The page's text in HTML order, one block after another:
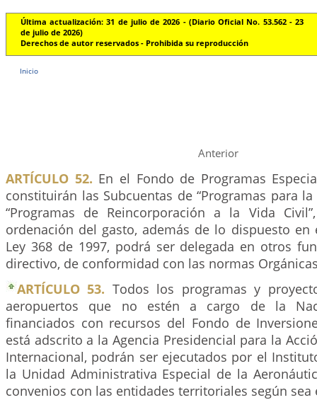
Última actualización: 31 de julio de 2026 - (Diario Oficial No. 53.562 - 23
de julio de 2026)
Derechos de autor reservados - Prohibida su reproducción
Inicio
Anterior
ARTÍCULO 52. En el Fondo de Programas
constituirán las Subcuentas de “Programas para
“Programas de Reincorporación a la Vida
ordenación del gasto, además de lo dispuesto
Ley 368 de 1997, podrá ser delegada en otros
directivo, de conformidad con las normas
ARTÍCULO 53. Todos los programas y
aeropuertos que no estén a cargo de la
financiados con recursos del Fondo de
está adscrito a la Agencia Presidencial para la
Internacional, podrán ser ejecutados por el
la Unidad Administrativa Especial de la
convenios con las entidades territoriales según sea